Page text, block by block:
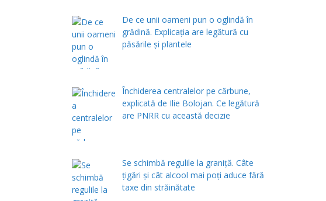
De ce unii oameni pun o oglindă în
grădină. Explicația are legătură cu
păsările și plantele
Închiderea centralelor pe cărbune,
explicată de Ilie Bolojan. Ce legătură
are PNRR cu această decizie
Se schimbă regulile la graniță. Câte
țigări și cât alcool mai poți aduce fără
taxe din străinătate